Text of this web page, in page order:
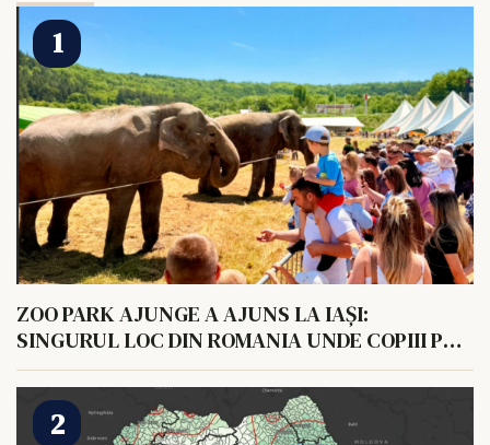
ZOO PARK AJUNGE A AJUNS LA IAȘI:
SINGURUL LOC DIN ROMANIA UNDE COPIII POT
HRANI UN ELEFANT